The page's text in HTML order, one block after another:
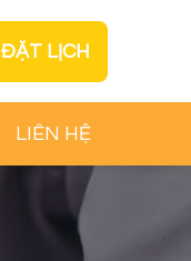
ĐẶT LỊCH
LIÊN HỆ